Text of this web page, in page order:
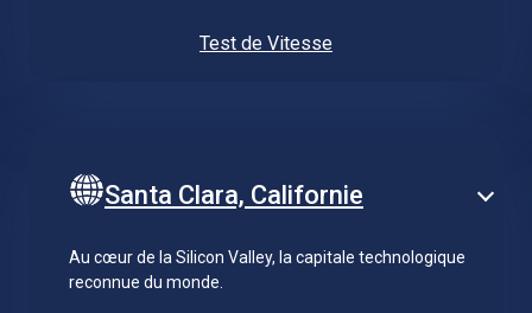
Test de Vitesse
Santa Clara, Californie
Au cœur de la Silicon Valley, la capitale technologique
reconnue du monde.